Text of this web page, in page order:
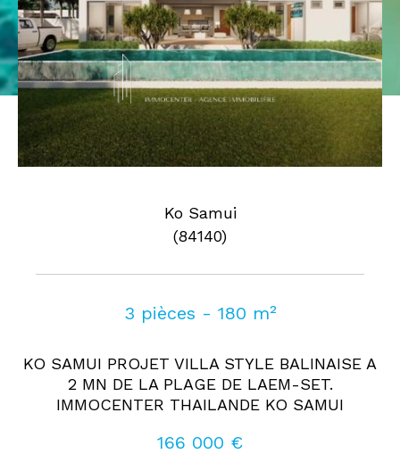
Ko Samui
(84140)
3 pièces - 180 m²
KO SAMUI PROJET VILLA STYLE BALINAISE A
2 MN DE LA PLAGE DE LAEM-SET.
IMMOCENTER THAILANDE KO SAMUI
166 000 €
Pièces
0 1 2 3 4 5
Où
Où
AFFINER LES CRITÈRES
FILTRER PAR